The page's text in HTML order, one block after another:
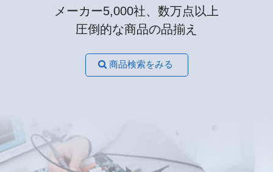
メーカー5,000社、数万点以上
圧倒的な商品の品揃え
商品検索をみる